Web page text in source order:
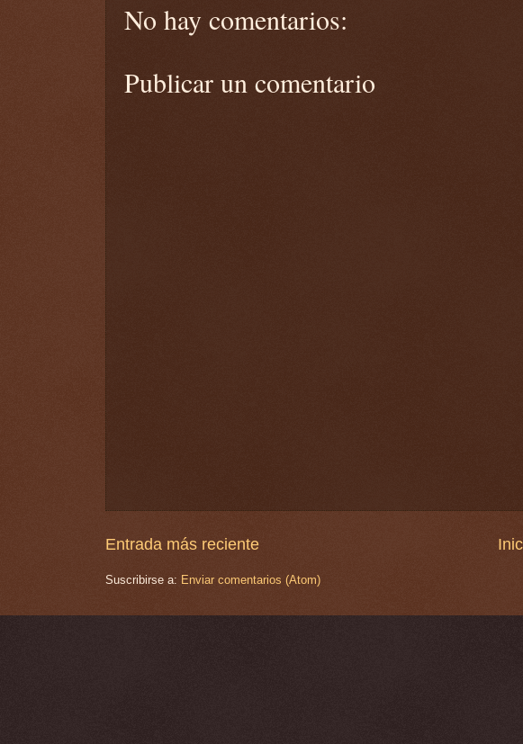
No hay comentarios:
Publicar un comentario
Entrada más reciente
Suscribirse a: Enviar comentarios (Atom)